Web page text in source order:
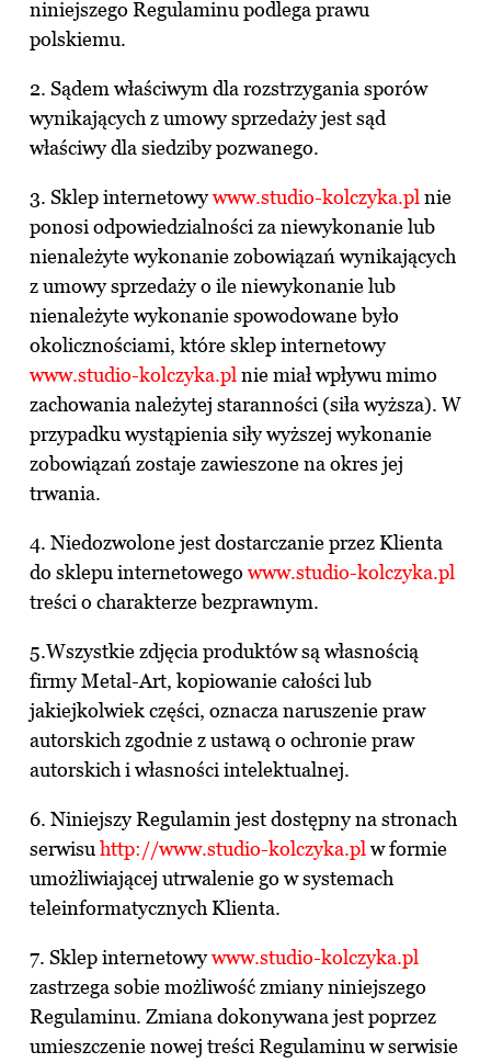
niniejszego Regulaminu podlega prawu
polskiemu.
2. Sądem właściwym dla rozstrzygania sporów
wynikających z umowy sprzedaży jest sąd
właściwy dla siedziby pozwanego.
3. Sklep internetowywww.studio-kolczyka.pl nie
ponosi odpowiedzialności za niewykonanie lub
nienależyte wykonanie zobowiązań wynikających
z umowy sprzedaży o ile niewykonanie lub
nienależyte wykonanie spowodowane było
okolicznościami, które sklep internetowy
www.studio-kolczyka.pl nie miał wpływu mimo
zachowania należytej staranności (siła wyższa). W
przypadku wystąpienia siły wyższej wykonanie
zobowiązań zostaje zawieszone na okres jej
trwania.
4. Niedozwolone jest dostarczanie przez Klienta
do sklepu internetowego www.studio-kolczyka.pl
treści o charakterze bezprawnym.
5.Wszystkie zdjęcia produktów są własnością
firmy Metal-Art, kopiowanie całości lub
jakiejkolwiek części, oznacza naruszenie praw
autorskich zgodnie z ustawą o ochronie praw
autorskich i własności intelektualnej.
6. Niniejszy Regulamin jest dostępny na stronach
serwisu http://www.studio-kolczyka.pl w formie
umożliwiającej utrwalenie go w systemach
teleinformatycznych Klienta.
7. Sklep internetowywww.studio-kolczyka.pl
zastrzega sobie możliwość zmiany niniejszego
Regulaminu. Zmiana dokonywana jest poprzez
umieszczenie nowej treści Regulaminu w serwisie